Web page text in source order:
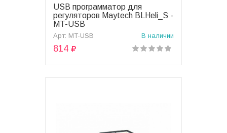
В корзину
USB программатор для
регуляторов Maytech BLHeli_S -
MT-USB
Арт: MT-USB В наличии
814